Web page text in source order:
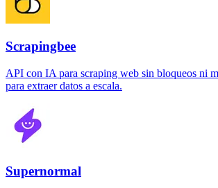
Scrapingbee
API con IA para scraping web sin bloqueos ni
para extraer datos a escala.
Supernormal